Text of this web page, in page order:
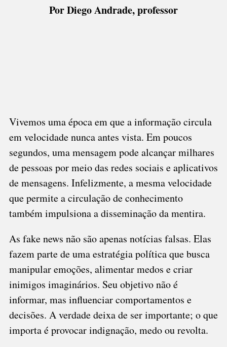
Por Diego Andrade, professor
Vivemos uma época em que a informação circula
em velocidade nunca antes vista. Em poucos
segundos, uma mensagem pode alcançar milhares
de pessoas por meio das redes sociais e aplicativos
de mensagens. Infelizmente, a mesma velocidade
que permite a circulação de conhecimento
também impulsiona a disseminação da mentira.
As fake news não são apenas notícias falsas. Elas
fazem parte de uma estratégia política que busca
manipular emoções, alimentar medos e criar
inimigos imaginários. Seu objetivo não é
informar, mas influenciar comportamentos e
decisões. A verdade deixa de ser importante; o que
importa é provocar indignação, medo ou revolta.